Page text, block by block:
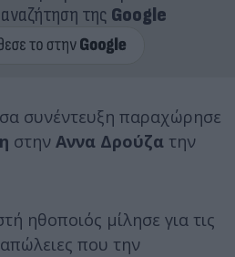
της Google
συνέντευξη παραχώρησε
στην Αννα Δρούζα την
ηθοποιός μίλησε για τις
που την